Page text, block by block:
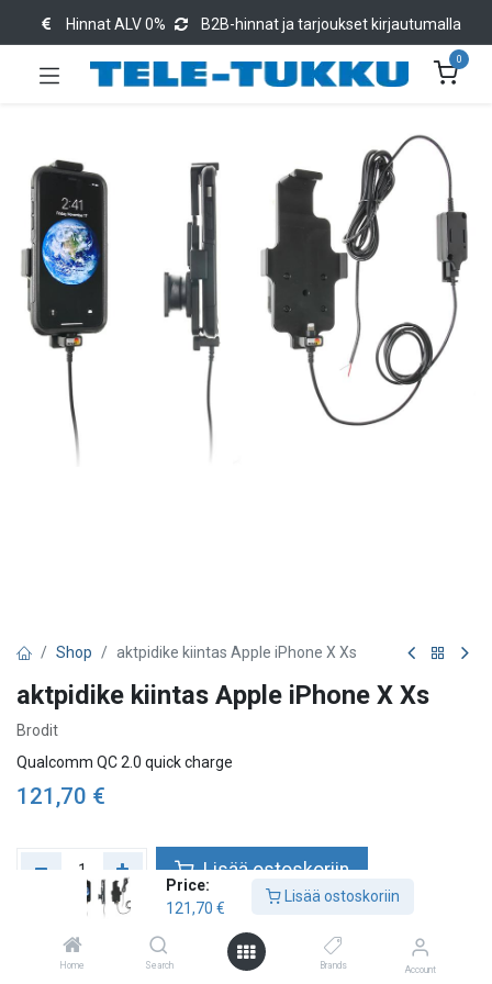
Price:
121,70 €
Lisää ostoskoriin
Home Search Brands Account
Hinnat ALV 0% B2B-hinnat ja tarjoukset kirjautumalla
0
Shop aktpidike kiintas Apple iPhone X Xs
aktpidike kiintas Apple iPhone X Xs
Brodit
Qualcomm QC 2.0 quick charge
121,70 €
Lisää ostoskoriin
Lisää toivelistalle
Tarkista saatavuus